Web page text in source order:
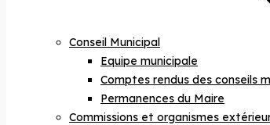
Conseil Municipal
Equipe municipale
Comptes rendus des conseils
Permanences du Maire
Commissions et organismes